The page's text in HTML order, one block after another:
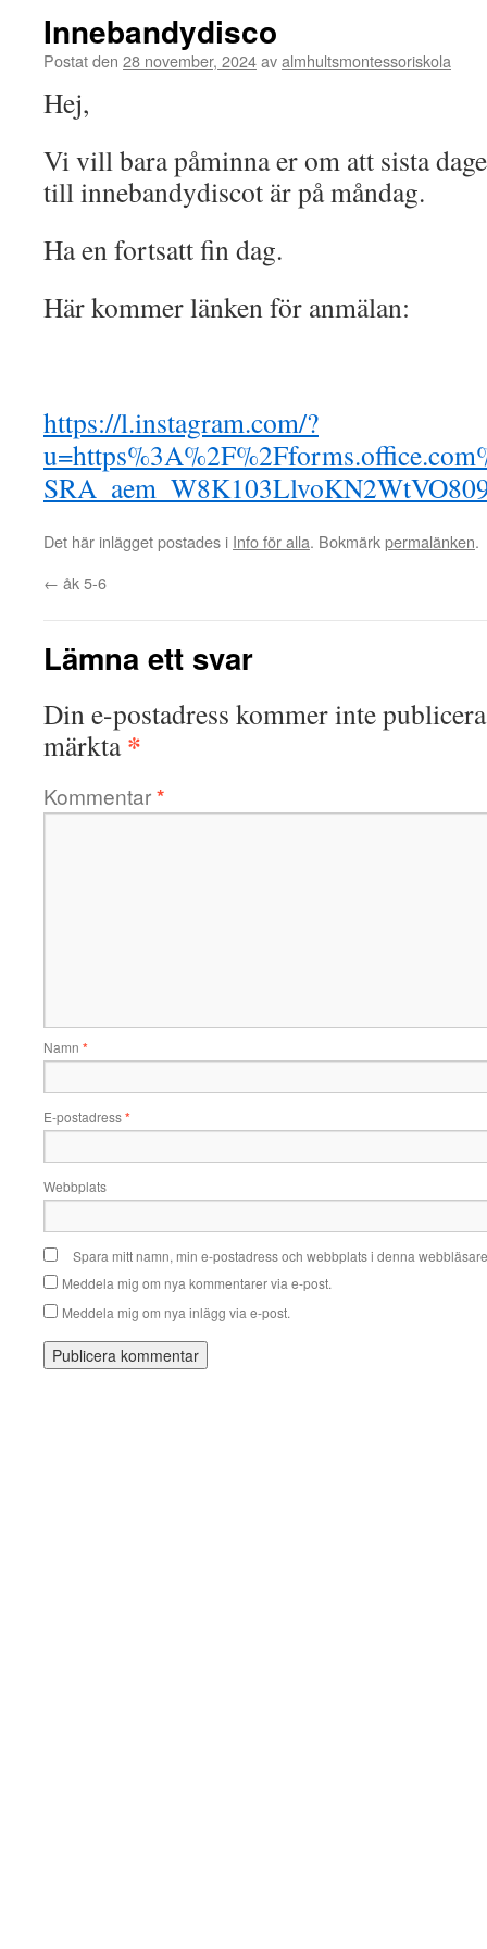
Innebandydisco
Postat den 28 november, 2024avalmhultsmontessoriskola
Hej,
Vi vill bara påminna er om att sista
till innebandydiscot är på måndag.
Ha en fortsatt fin dag.
Här kommer länken för anmälan:
https://l.instagram.com/?
Det här inlägget postades i Info för alla. Bokmärkpermalänken.
← åk 5-6
Lämna ett svar
Din e-postadress kommer inte
märkta*
Kommentar*
Namn *
E-postadress*
Webbplats
Spara mitt namn, min e-postadress och webbplats i denna
Meddela mig om nya kommentarer via e-post.
Meddela mig om nya inlägg via e-post.